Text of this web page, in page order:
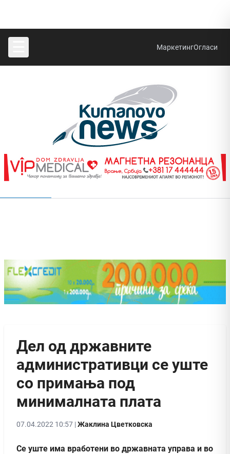
МаркетингОгласи
Дел од државните
административци се уште
со примања под
минималната плата
07.04.2022 10:57 |Жаклина Цветковска
Се уште има вработени во државната управа и во